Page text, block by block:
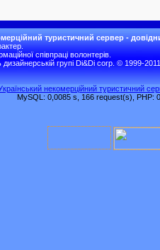
туристичний сервер -
співпраці волонтерів.
групі Di&Di corp. © 1999-2011
некомерційний туристичний
MySQL: 0,0085 s, 166 request(s), PHP: